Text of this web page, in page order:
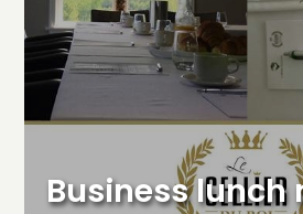
Business lunch